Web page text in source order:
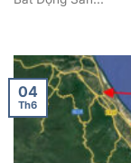
04
Th6